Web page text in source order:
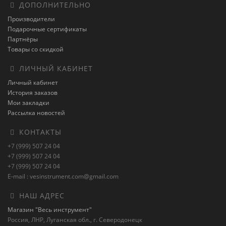
ДОПОЛНИТЕЛЬНО
Производители
Подарочные сертификаты
Партнёры
Товары со скидкой
ЛИЧНЫЙ КАБИНЕТ
Личный кабинет
История заказов
Мои закладки
Рассылка новостей
КОНТАКТЫ
+7 (999) 507 24 04
+7 (999) 507 24 04
+7 (999) 507 24 04
E-mail : vesinstrument.com@gmail.com
НАШ АДРЕС
Магазин "Весь инструмент"
Россия, ЛНР, Луганская обл., г. Северодонецк